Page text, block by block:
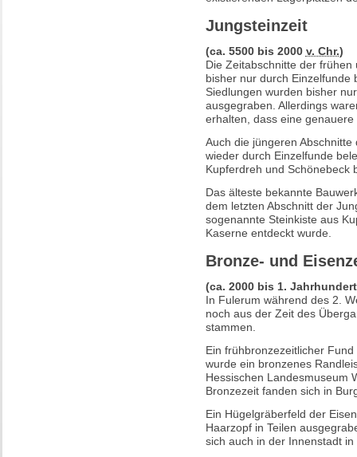
Jungsteinzeit
(ca. 5500 bis 2000 v. Chr.)
Die Zeitabschnitte der
bisher nur durch Einzelfunde
Siedlungen wurden bisher
ausgegraben. Allerdings
erhalten, dass eine
Auch die jüngeren
wieder durch Einzelfunde
Kupferdreh und Schönebeck
Das älteste bekannte
dem letzten Abschnitt der
sogenannte Steinkiste aus
Kaserne entdeckt wurde.
Bronze- und
(ca. 2000 bis 1.
In Fulerum während des 2.
noch aus der Zeit des
stammen.
Ein frühbronzezeitlicher
wurde ein bronzenes
Hessischen Landesmuseum
Bronzezeit fanden sich in
Ein Hügelgräberfeld der
Haarzopf in Teilen
sich auch in der Innenstadt